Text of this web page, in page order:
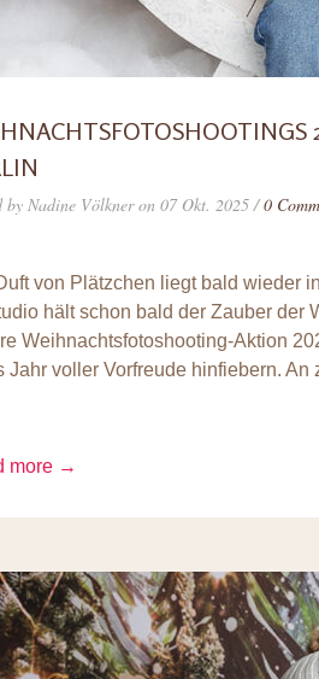
by Nadine Völkner on 07 Okt. 2025 /0
von Plätzchen liegt bald wieder
hält schon bald der Zauber der
Weihnachtsfotoshooting-Aktion
Jahr voller Vorfreude hinfiebern.
more →